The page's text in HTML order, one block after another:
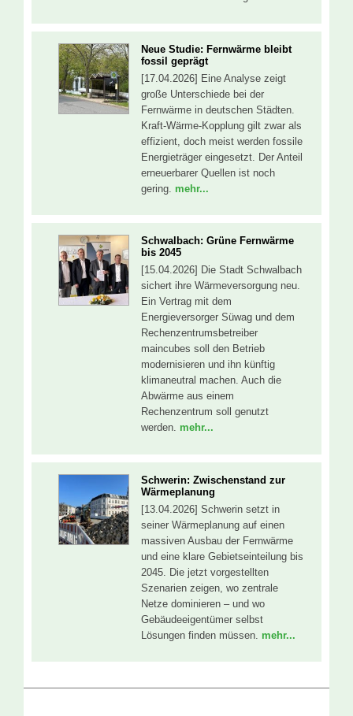
Neue Studie: Fernwärme bleibt
fossil geprägt
[17.04.2026] Eine Analyse zeigt
große Unterschiede bei der
Fernwärme in deutschen Städten.
Kraft-Wärme-Kopplung gilt zwar als
effizient, doch meist werden fossile
Energieträger eingesetzt. Der Anteil
erneuerbarer Quellen ist noch
gering. mehr...
Schwalbach: Grüne Fernwärme
bis 2045
[15.04.2026] Die Stadt Schwalbach
sichert ihre Wärmeversorgung neu.
Ein Vertrag mit dem
Energieversorger Süwag und dem
Rechenzentrumsbetreiber
maincubes soll den Betrieb
modernisieren und ihn künftig
klimaneutral machen. Auch die
Abwärme aus einem
Rechenzentrum soll genutzt
werden. mehr...
Schwerin: Zwischenstand zur
Wärmeplanung
[13.04.2026] Schwerin setzt in
seiner Wärmeplanung auf einen
massiven Ausbau der Fernwärme
und eine klare Gebietseinteilung bis
2045. Die jetzt vorgestellten
Szenarien zeigen, wo zentrale
Netze dominieren – und wo
Gebäudeeigentümer selbst
Lösungen finden müssen. mehr...